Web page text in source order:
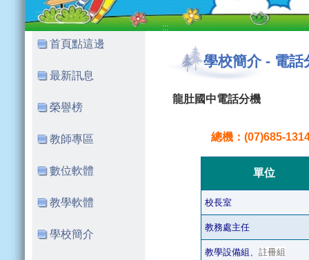
:::
首頁點這邊
最新訊息
榮譽榜
教師專區
數位軟體
教學軟體
學校簡介
:::
學校簡介 - 電話
龍肚國中電話分機
總機：(07)685-
單位
校長室
教務處主任
教學設備組、 註冊組